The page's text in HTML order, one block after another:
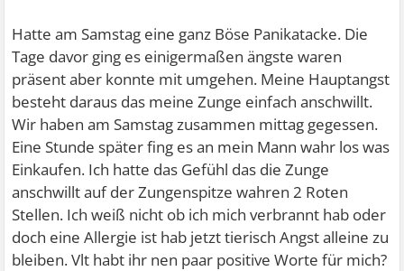
Hatte am Samstag eine ganz Böse Panikatacke. Die
Tage davor ging es einigermaßen ängste waren
präsent aber konnte mit umgehen. Meine Hauptangst
besteht daraus das meine Zunge einfach anschwillt.
Wir haben am Samstag zusammen mittag gegessen.
Eine Stunde später fing es an mein Mann wahr los was
Einkaufen. Ich hatte das Gefühl das die Zunge
anschwillt auf der Zungenspitze wahren 2 Roten
Stellen. Ich weiß nicht ob ich mich verbrannt hab oder
doch eine Allergie ist hab jetzt tierisch Angst alleine zu
bleiben. Vlt habt ihr nen paar positive Worte für mich?